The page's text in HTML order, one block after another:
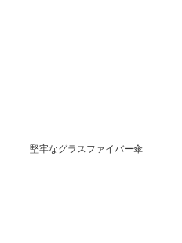
堅牢なグラスファイバー傘